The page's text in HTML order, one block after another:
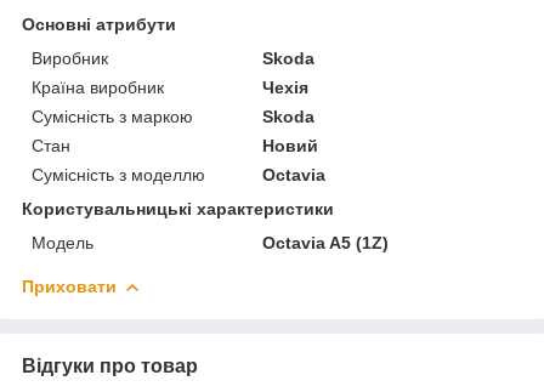
Основні атрибути
Виробник
Skoda
Країна виробник
Чехія
Сумісність з маркою
Skoda
Стан
Новий
Сумісність з моделлю
Octavia
Користувальницькі характеристики
Мoдель
Octavia A5 (1Z)
Приховати
Відгуки про товар